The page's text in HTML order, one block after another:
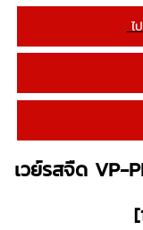
ไ
เวย์รสจืด VP-